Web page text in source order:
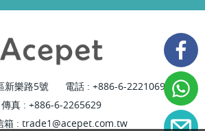
新樂路5號 電話 : +886-6-2221069
傳真 : +886-6-2265629
箱 : trade1@acepet.com.tw